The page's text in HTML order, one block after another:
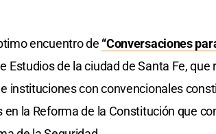
encuentro de “Conversaciones
Estudios de la ciudad de Santa Fe,
instituciones con convencionales
la Reforma de la Constitución que